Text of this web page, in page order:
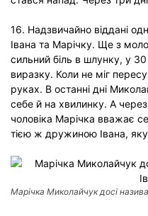
16. Надзвичайно віддані
Івана та Марічку. Ще з
сильний біль в шлунку, у 30
виразку. Коли не міг
руках. В останні дні
себе й на хвилинку. А через
чоловіка Марічка вважає
тією ж дружиною Івана,
Марічка Миколайчук досі